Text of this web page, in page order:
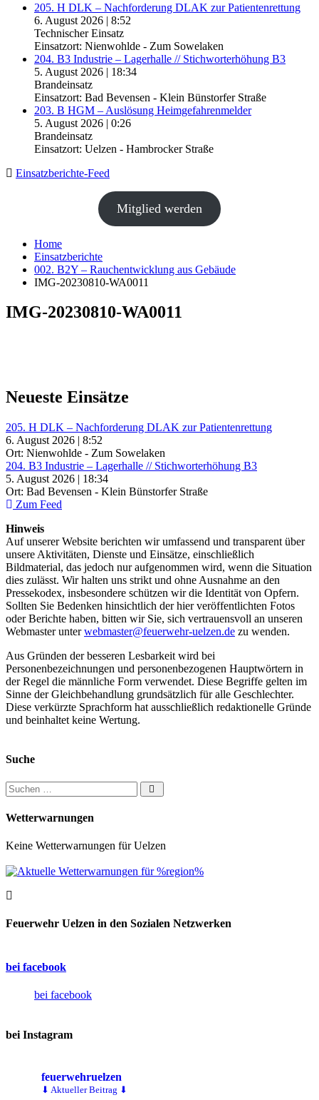
205. H DLK – Nachforderung DLAK zur Patientenrettung
6. August 2026 | 8:52
Technischer Einsatz
Einsatzort: Nienwohlde - Zum Sowelaken
204. B3 Industrie – Lagerhalle // Stichworterhöhung B3
5. August 2026 | 18:34
Brandeinsatz
Einsatzort: Bad Bevensen - Klein Bünstorfer Straße
203. B HGM – Auslösung Heimgefahrenmelder
5. August 2026 | 0:26
Brandeinsatz
Einsatzort: Uelzen - Hambrocker Straße
Einsatzberichte-Feed
Mitglied werden
Home
Einsatzberichte
002. B2Y – Rauchentwicklung aus Gebäude
IMG-20230810-WA0011
IMG-20230810-WA0011
Neueste Einsätze
205. H DLK – Nachforderung DLAK zur Patientenrettung
6. August 2026 | 8:52
Ort: Nienwohlde - Zum Sowelaken
204. B3 Industrie – Lagerhalle // Stichworterhöhung B3
5. August 2026 | 18:34
Ort: Bad Bevensen - Klein Bünstorfer Straße
Zum Feed
Hinweis
Auf unserer Website berichten wir umfassend und transparent über
unsere Aktivitäten, Dienste und Einsätze, einschließlich
Bildmaterial, das jedoch nur aufgenommen wird, wenn die Situation
dies zulässt. Wir halten uns strikt und ohne Ausnahme an den
Pressekodex, insbesondere schützen wir die Identität von Opfern.
Sollten Sie Bedenken hinsichtlich der hier veröffentlichten Fotos
oder Berichte haben, bitten wir Sie, sich vertrauensvoll an unseren
Webmaster unterwebmaster@feuerwehr-uelzen.de zu wenden.
Aus Gründen der besseren Lesbarkeit wird bei
Personenbezeichnungen und personenbezogenen Hauptwörtern in
der Regel die männliche Form verwendet. Diese Begriffe gelten im
Sinne der Gleichbehandlung grundsätzlich für alle Geschlechter.
Diese verkürzte Sprachform hat ausschließlich redaktionelle Gründe
und beinhaltet keine Wertung.
Suche
Suchen nach:
Wetterwarnungen
Keine Wetterwarnungen für Uelzen
Feuerwehr Uelzen in den Sozialen Netzwerken
bei facebook
bei facebook
bei Instagram
feuerwehruelzen
⬇ Aktueller Beitrag ⬇